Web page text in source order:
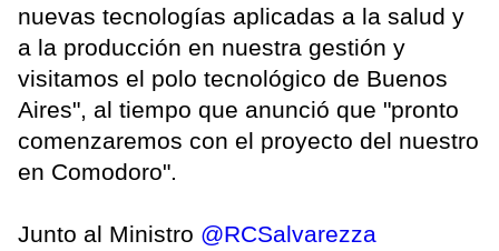
nuevas tecnologías aplicadas a la salud y
a la producción en nuestra gestión y
visitamos el polo tecnológico de Buenos
Aires", al tiempo que anunció que "pronto
comenzaremos con el proyecto del nuestro
en Comodoro".
Junto al Ministro @RCSalvarezza